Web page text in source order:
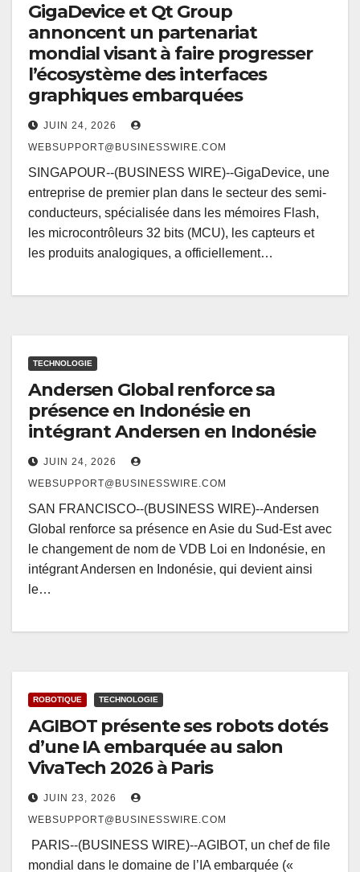
GigaDevice et Qt Group
annoncent un partenariat
mondial visant à faire progresser
l’écosystème des interfaces
graphiques embarquées
JUIN 24, 2026
WEBSUPPORT@BUSINESSWIRE.COM
SINGAPOUR--(BUSINESS WIRE)--GigaDevice, une
entreprise de premier plan dans le secteur des semi-
conducteurs, spécialisée dans les mémoires Flash,
les microcontrôleurs 32 bits (MCU), les capteurs et
les produits analogiques, a officiellement…
TECHNOLOGIE
Andersen Global renforce sa
présence en Indonésie en
intégrant Andersen en Indonésie
JUIN 24, 2026
WEBSUPPORT@BUSINESSWIRE.COM
SAN FRANCISCO--(BUSINESS WIRE)--Andersen
Global renforce sa présence en Asie du Sud-Est avec
le changement de nom de VDB Loi en Indonésie, en
intégrant Andersen en Indonésie, qui devient ainsi
le…
ROBOTIQUE TECHNOLOGIE
AGIBOT présente ses robots dotés
d’une IA embarquée au salon
VivaTech 2026 à Paris
JUIN 23, 2026
WEBSUPPORT@BUSINESSWIRE.COM
PARIS--(BUSINESS WIRE)--AGIBOT, un chef de file
mondial dans le domaine de l’IA embarquée («